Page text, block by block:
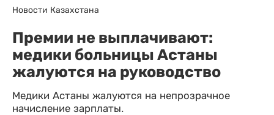
Новости Казахстана
Премии не выплачивают:
медики больницы Астаны
жалуются на руководство
Медики Астаны жалуются на непрозрачное
начисление зарплаты.